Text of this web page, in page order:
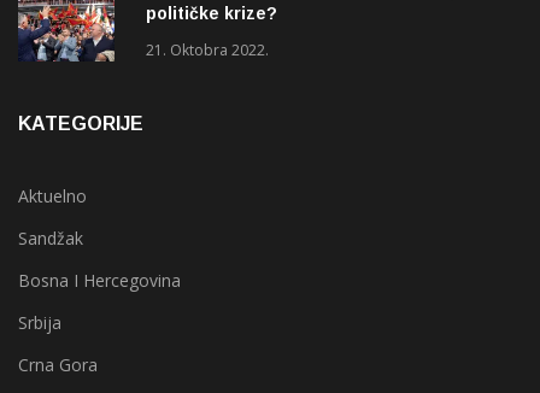
političke krize?
21. Oktobra 2022.
KATEGORIJE
Aktuelno
Sandžak
Bosna I Hercegovina
Srbija
Crna Gora